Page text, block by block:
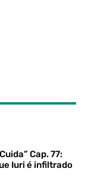
Cap. 77:
Iuri é infiltrado